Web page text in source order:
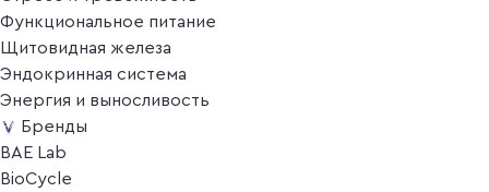
Функциональное питание
Щитовидная железа
Эндокринная система
Энергия и выносливость
Бренды
BAE Lab
BioCycle